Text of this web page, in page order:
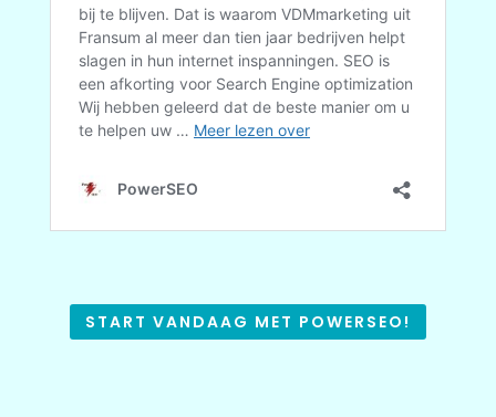
START VANDAAG MET POWERSEO!